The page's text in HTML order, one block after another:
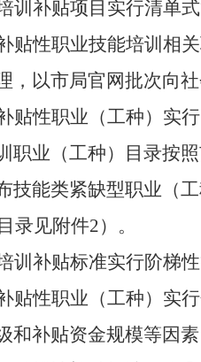
训补贴项目实行清单
贴性职业技能培训相
，以市局官网批次向
贴性职业（工种）实
职业（工种）目录按
技能类紧缺型职业（
录见附件2）。
训补贴标准实行阶梯
贴性职业（工种）实
和补贴资金规模等因